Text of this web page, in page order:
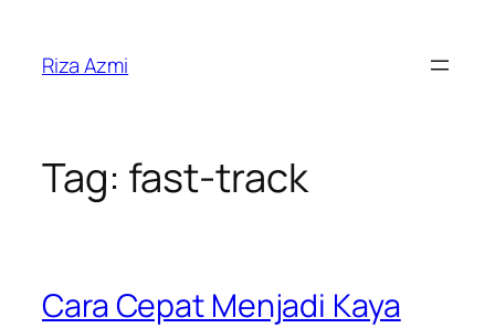
content
Riza Azmi
Tag: fast-track
Cara Cepat Menjadi Kaya